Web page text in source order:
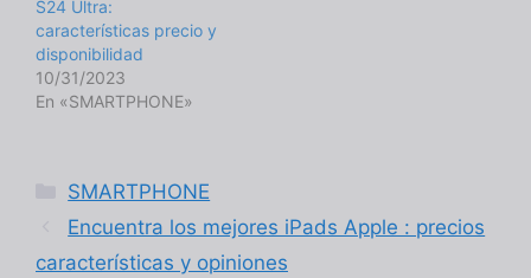
S24 Ultra:
características precio y
disponibilidad
10/31/2023
En «SMARTPHONE»
Categorías
SMARTPHONE
Encuentra los mejores iPads Apple : precios
características y opiniones